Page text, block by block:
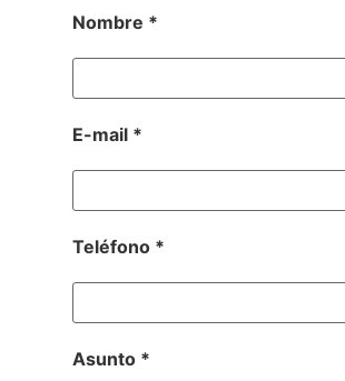
Nombre *
E-mail *
Teléfono *
Asunto *